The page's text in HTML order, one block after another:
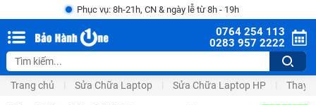
Phục vụ: 8h-21h, CN & ngày lễ từ 8h - 19h
0764 254 113
0283 957 2222
Trang chủ Sửa Chữa Laptop Sửa Chữa Laptop HP Thay